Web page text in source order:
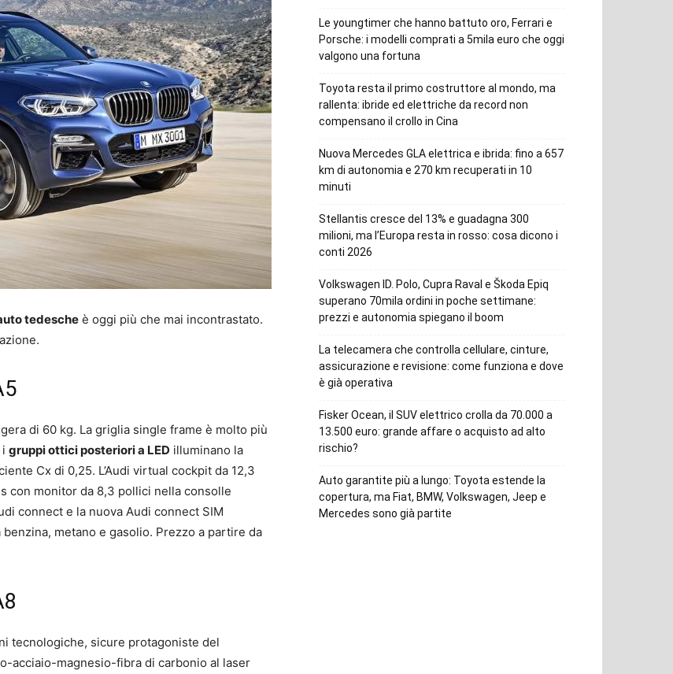
tedesche è oggi più che mai incontrastato.
di 60 kg. La griglia single frame è molto più
gruppi ottici posteriori a LED illuminano la
Cx di 0,25. L’Audi virtual cockpit da 12,3
con monitor da 8,3 pollici nella consolle
connect e la nuova Audi connect SIM
metano e gasolio. Prezzo a partire da
tecnologiche, sicure protagoniste del
acciaio-magnesio-fibra di carbonio al laser
Le youngtimer che hanno battuto oro, Ferrari e
Porsche: i modelli comprati a 5mila euro che oggi
valgono una fortuna
Toyota resta il primo costruttore al mondo, ma
rallenta: ibride ed elettriche da record non
compensano il crollo in Cina
Nuova Mercedes GLA elettrica e ibrida: fino a 657
km di autonomia e 270 km recuperati in 10
minuti
Stellantis cresce del 13% e guadagna 300
milioni, ma l’Europa resta in rosso: cosa dicono i
conti 2026
Volkswagen ID. Polo, Cupra Raval e Škoda Epiq
superano 70mila ordini in poche settimane:
prezzi e autonomia spiegano il boom
La telecamera che controlla cellulare, cinture,
assicurazione e revisione: come funziona e dove
è già operativa
Fisker Ocean, il SUV elettrico crolla da 70.000 a
13.500 euro: grande affare o acquisto ad alto
rischio?
Auto garantite più a lungo: Toyota estende la
copertura, ma Fiat, BMW, Volkswagen, Jeep e
Mercedes sono già partite